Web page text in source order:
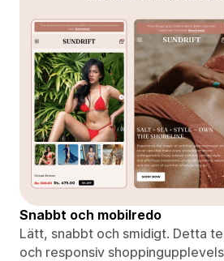
Snabbt och mobilredo
Lätt, snabbt och smidigt. Detta
och responsiv